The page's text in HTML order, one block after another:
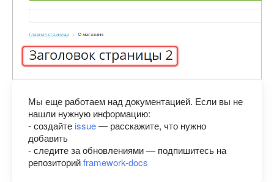
Мы еще работаем над документацией. Если вы не
нашли нужную информацию:
- создайте issue— расскажите, что нужно
добавить
- следите за обновлениями — подпишитесь на
репозиторийframework-docs